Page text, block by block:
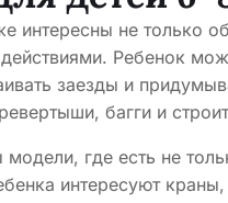
интересны не только
Ребенок
заезды и
багги и
где есть не
интересуют